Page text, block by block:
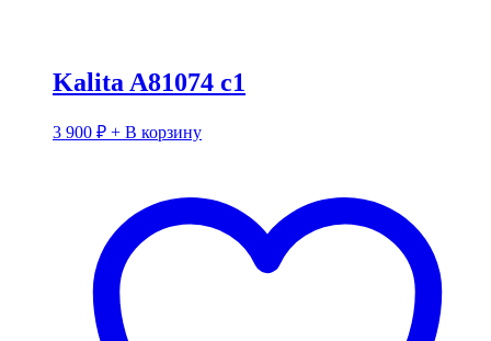
Kalita A81074 c1
3 900 ₽ + В корзину